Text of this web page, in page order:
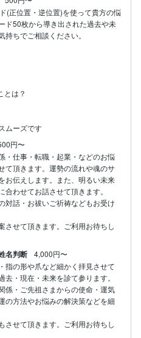
(正位置・逆位置)を使って貴方の悩
ド50枚から導き出された過去や未
ちでご相談ください。
とは？
ムーズです
円〜
・仕事・転職・起業・などのお悩
て頂きます。運勢の流れや魂のサ
お伝えします。また、明るい未来
わせてお話させて頂きます。
対話・お祓いご祈祷などもお受け
させて頂きます。ご利用お待ちし
名判断
4,000円〜
指の形や爪など細かく拝見させて
・現在・未来を診て参ります。
係・ご先祖さまからの使命・運気
の方法やお悩みの解決策などを細
させて頂きます。ご利用お待ちし